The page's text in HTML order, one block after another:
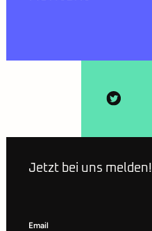
Jetzt bei uns melden!
Email